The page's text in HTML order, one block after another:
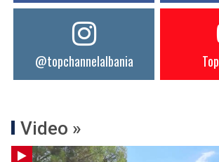
@topchannelalbania
Video »